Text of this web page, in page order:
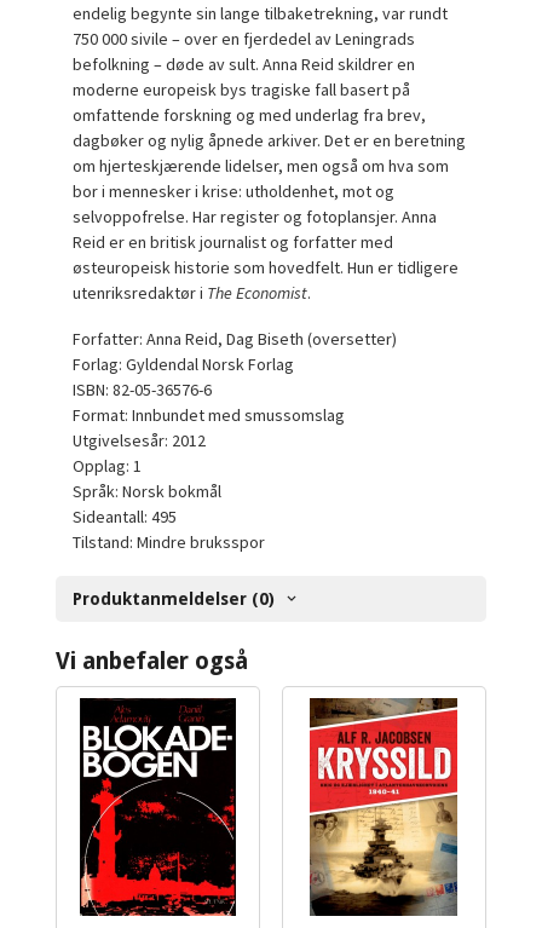
endelig begynte sin lange tilbaketrekning, var rundt
750 000 sivile – over en fjerdedel av Leningrads
befolkning – døde av sult. Anna Reid skildrer en
moderne europeisk bys tragiske fall basert på
omfattende forskning og med underlag fra brev,
dagbøker og nylig åpnede arkiver. Det er en beretning
om hjerteskjærende lidelser, men også om hva som
bor i mennesker i krise: utholdenhet, mot og
selvoppofrelse. Har register og fotoplansjer. Anna
Reid er en britisk journalist og forfatter med
østeuropeisk historie som hovedfelt. Hun er tidligere
utenriksredaktør i The Economist.
Forfatter: Anna Reid, Dag Biseth (oversetter)
Forlag: Gyldendal Norsk Forlag
ISBN: 82-05-36576-6
Format: Innbundet med smussomslag
Utgivelsesår: 2012
Opplag: 1
Språk: Norsk bokmål
Sideantall: 495
Tilstand: Mindre bruksspor
Produktanmeldelser (0)
Vi anbefaler også